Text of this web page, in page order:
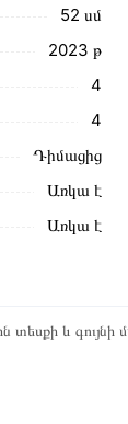
52 սմ
2023 թ
4
4
Դիմացից
Առկա է
Առկա է
և